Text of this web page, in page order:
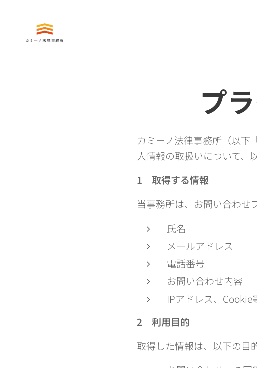
プ
カミーノ法律事務所（以下
人情報の取扱いについて、
1 取得する情報
当事務所は、お問い合わせ
氏名
メールアドレス
電話番号
お問い合わせ内容
IPアドレス、Cookie
2 利用目的
取得した情報は、以下の目